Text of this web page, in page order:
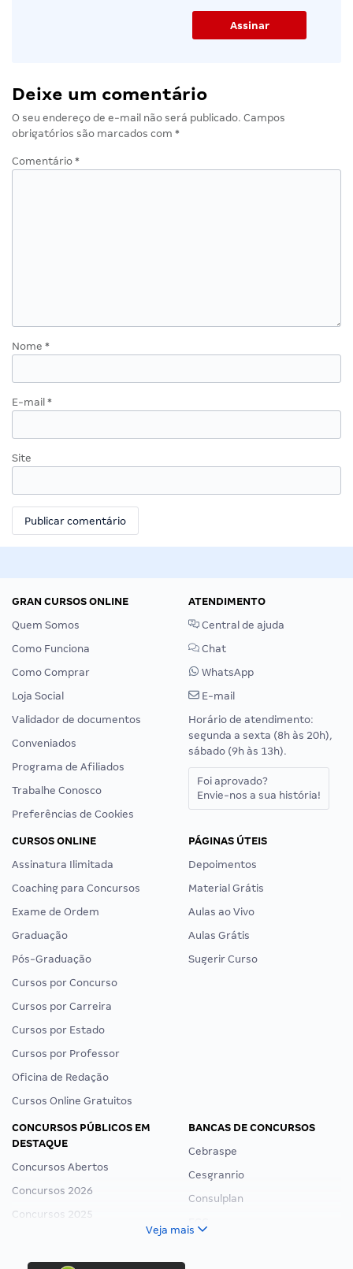
Deixe um comentário
O seu endereço de e-mail não será publicado. Campos
obrigatórios são marcados com *
Comentário *
Nome *
E-mail *
Site
GRAN CURSOS ONLINE
Quem Somos
Como Funciona
Como Comprar
Loja Social
Validador de documentos
Conveniados
Programa de Afiliados
Trabalhe Conosco
Preferências de Cookies
ATENDIMENTO
Central de ajuda
Chat
WhatsApp
E-mail
Horário de atendimento:
segunda a sexta (8h às 20h),
sábado (9h às 13h).
Foi aprovado?
Envie-nos a sua história!
CURSOS ONLINE
Assinatura Ilimitada
Coaching para Concursos
Exame de Ordem
Graduação
Pós-Graduação
Cursos por Concurso
Cursos por Carreira
Cursos por Estado
Cursos por Professor
Oficina de Redação
Cursos Online Gratuitos
PÁGINAS ÚTEIS
Depoimentos
Material Grátis
Aulas ao Vivo
Aulas Grátis
Sugerir Curso
CONCURSOS PÚBLICOS EM
DESTAQUE
Concursos Abertos
Concursos 2026
Concursos 2025
Concurso Nacional Unificado
Concurso Ibama
BANCAS DE CONCURSOS
Cebraspe
Cesgranrio
Consulplan
Veja mais